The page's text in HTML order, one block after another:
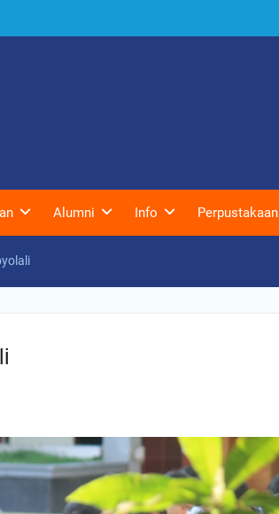
Alumni Info Perpustakaan